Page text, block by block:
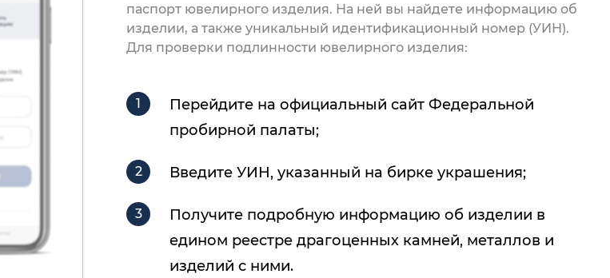
паспорт ювелирного изделия. На ней вы найдете информацию об
изделии, а также уникальный идентификационный номер (УИН).
Для проверки подлинности ювелирного изделия:
Перейдите на официальный сайт Федеральной
пробирной палаты;
Введите УИН, указанный на бирке украшения;
Получите подробную информацию об изделии в
едином реестре драгоценных камней, металлов и
изделий с ними.